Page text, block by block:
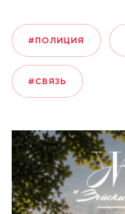
#ПОЛИЦИЯ
#СВЯЗЬ